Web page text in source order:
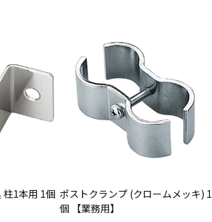
柱1本用 1個 ポストクランプ (クロームメッキ) 1
個 【業務用】